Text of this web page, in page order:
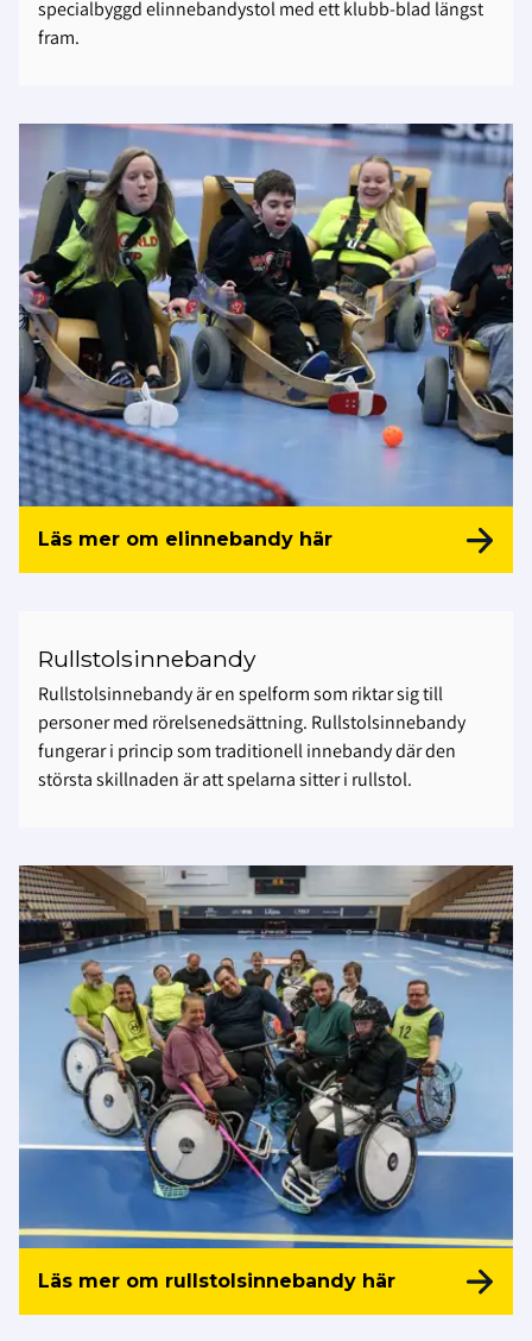
specialbyggd elinnebandystol med ett klubb-blad längst
fram.
Läs mer om elinnebandy här
Rullstolsinnebandy
Rullstolsinnebandy är en spelform som riktar sig till
personer med rörelsenedsättning. Rullstolsinnebandy
fungerar i princip som traditionell innebandy där den
största skillnaden är att spelarna sitter i rullstol.
Läs mer om rullstolsinnebandy här